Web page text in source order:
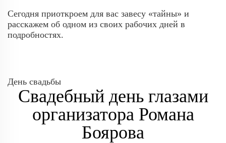
Сегодня приоткроем для вас завесу «тайны» и
расскажем об одном из своих рабочих дней в
подробностях.
День свадьбы
Свадебный день глазами
организатора Романа
Боярова